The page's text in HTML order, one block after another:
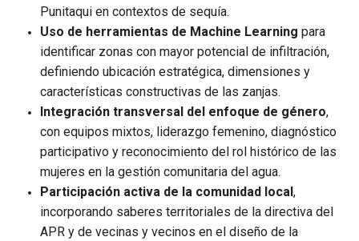
Punitaqui en contextos de sequía.
Uso de herramientas de Machine Learning para
identificar zonas con mayor potencial de infiltración,
definiendo ubicación estratégica, dimensiones y
características constructivas de las zanjas.
Integración transversal del enfoque de género,
con equipos mixtos, liderazgo femenino, diagnóstico
participativo y reconocimiento del rol histórico de las
mujeres en la gestión comunitaria del agua.
Participación activa de la comunidad local,
incorporando saberes territoriales de la directiva del
APR y de vecinas y vecinos en el diseño de la